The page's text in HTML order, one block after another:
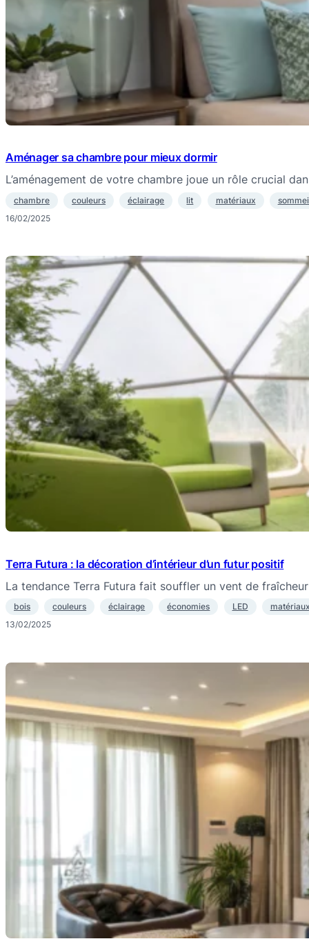
Aménager sa chambre pour mieux dormir
L’aménagement de votre chambre joue un rôle crucial
chambre couleurs éclairage lit matériaux
16/02/2025
Terra Futura : la décoration d’intérieur d’un futur positif
La tendance Terra Futura fait souffler un vent de
bois couleurs éclairage économies LED
13/02/2025